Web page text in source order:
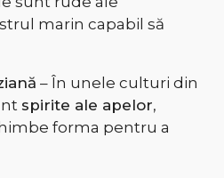
marin capabil să
– În unele culturi din
spirite ale apelor,
forma pentru a